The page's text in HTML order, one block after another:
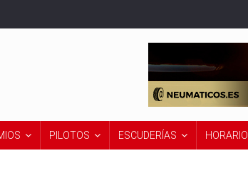
PILOTOS ESCUDERÍAS HORARIO